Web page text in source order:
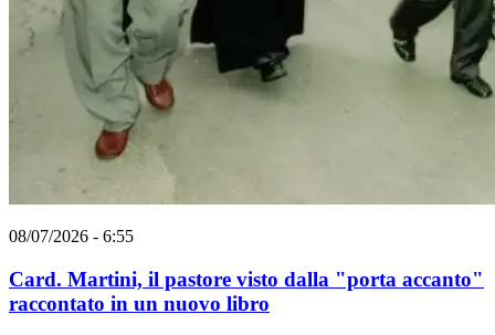
08/07/2026 - 6:55
Card. Martini, il pastore visto dalla "porta accanto"
raccontato in un nuovo libro